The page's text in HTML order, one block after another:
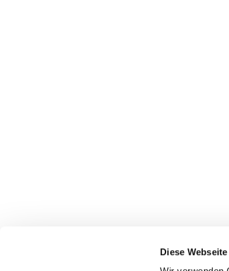
Diese
Evangelische Kirchengemeinde Ense